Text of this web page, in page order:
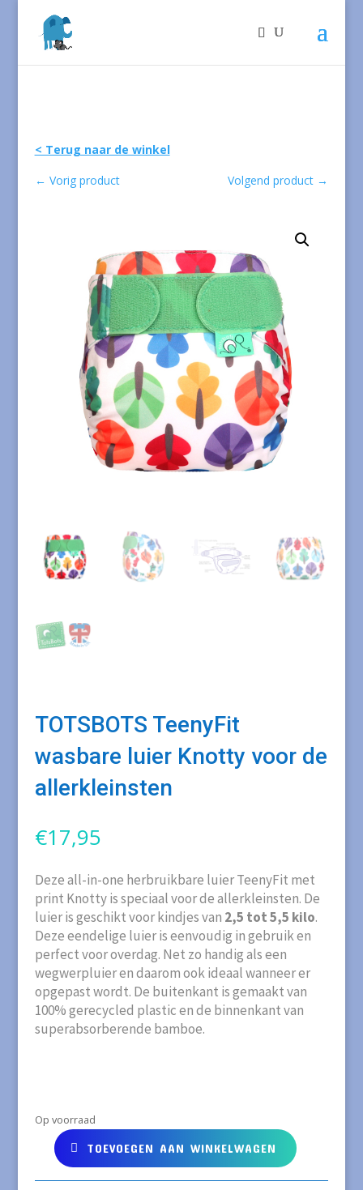
< Terug naar de winkel
← Vorig product Volgend product →
TOTSBOTS TeenyFit
wasbare luier Knotty voor de
allerkleinsten
€17,95
Deze all-in-one herbruikbare luier TeenyFit met
print Knotty is speciaal voor de allerkleinsten. De
luier is geschikt voor kindjes van 2,5 tot 5,5 kilo.
Deze eendelige luier is eenvoudig in gebruik en
perfect voor overdag. Net zo handig als een
wegwerpluier en daarom ook ideaal wanneer er
opgepast wordt. De buitenkant is gemaakt van
100% gerecycled plastic en de binnenkant van
superabsorberende bamboe.
Op voorraad
TOTSBOTS
TOEVOEGEN AAN WINKELWAGEN